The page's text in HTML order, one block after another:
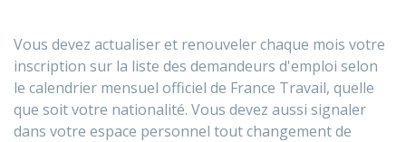
Vous devez actualiser et renouveler chaque mois votre
inscription sur la liste des demandeurs d'emploi selon
le calendrier mensuel officiel de France Travail, quelle
que soit votre nationalité. Vous devez aussi signaler
dans votre espace personnel tout changement de